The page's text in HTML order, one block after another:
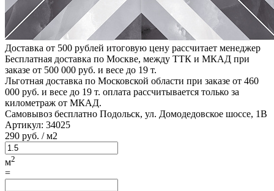
Доставка от 500 рублей итоговую цену рассчитает менеджер
Бесплатная доставка по Москве, между ТТК и МКАД при
заказе от 500 000 руб. и весе до 19 т.
Льготная доставка по Московской области при заказе от 460
000 руб. и весе до 19 т. оплата рассчитывается только за
километраж от МКАД.
Самовывоз бесплатно Подольск, ул. Домодедовское шоссе, 1В
Артикул: 34025
290 руб. / м2
м2
=